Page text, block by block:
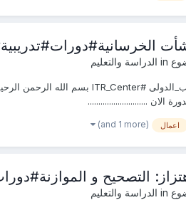
الدراسة والتعليم
الان ............................
اعمال (and 1 more)
التصحيح و
الدراسة والتعليم